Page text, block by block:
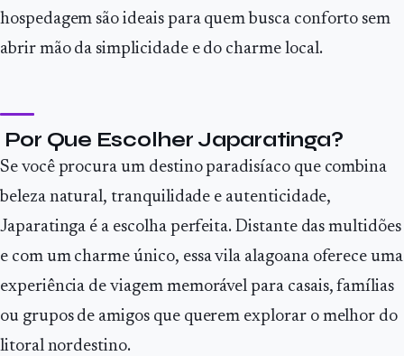
hospedagem são ideais para quem busca conforto sem
abrir mão da simplicidade e do charme local.
Por Que Escolher Japaratinga?
Se você procura um destino paradisíaco que combina
beleza natural, tranquilidade e autenticidade,
Japaratinga é a escolha perfeita. Distante das multidões
e com um charme único, essa vila alagoana oferece uma
experiência de viagem memorável para casais, famílias
ou grupos de amigos que querem explorar o melhor do
litoral nordestino.